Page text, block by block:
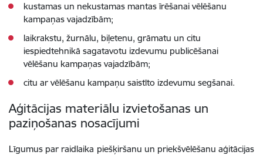
kustamas un nekustamas mantas īrēšanai vēlēšanu
kampaņas vajadzībām;
laikrakstu, žurnālu, biļetenu, grāmatu un citu
iespiedtehnikā sagatavotu izdevumu publicēšanai
vēlēšanu kampaņas vajadzībām;
citu ar vēlēšanu kampaņu saistīto izdevumu segšanai.
Aģitācijas materiālu izvietošanas un
paziņošanas nosacījumi
Līgumus par raidlaika piešķiršanu un priekšvēlēšanu aģitācijas